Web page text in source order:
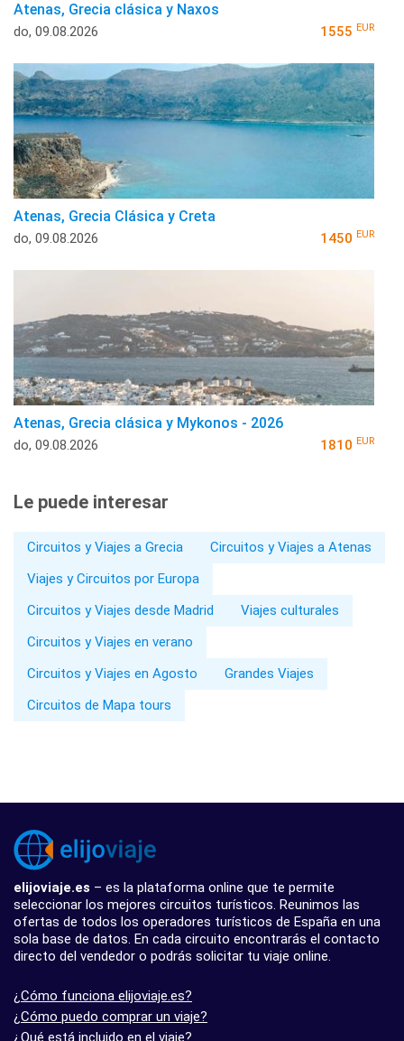
Atenas, Grecia clásica y Naxos
do, 09.08.2026 1555 EUR
Atenas, Grecia Clásica y Creta
do, 09.08.2026 1450 EUR
Atenas, Grecia clásica y Mykonos - 2026
do, 09.08.2026 1810 EUR
Le puede interesar
Circuitos y Viajes a Grecia
Circuitos y Viajes a Atenas
Viajes y Circuitos por Europa
Circuitos y Viajes desde Madrid
Viajes culturales
Circuitos y Viajes en verano
Circuitos y Viajes en Agosto
Grandes Viajes
Circuitos de Mapa tours
elijoviaje.es – es la plataforma online que te permite
seleccionar los mejores circuitos turísticos. Reunimos las
ofertas de todos los operadores turísticos de España en una
sola base de datos. En cada circuito encontrarás el contacto
directo del vendedor o podrás solicitar tu viaje online.
¿Cómo funciona elijoviaje.es?
¿Cómo puedo comprar un viaje?
¿Qué está incluido en el viaje?